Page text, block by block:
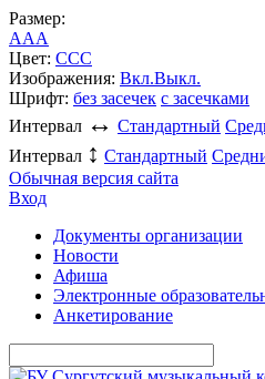
Размер:
AAA
Цвет: CCC
Изображения: Вкл.Выкл.
Шрифт: без засечек с засечками
Интервал ↔ Стандартный
Интервал ↕ Стандартный
Обычная версия сайта
Вход
Документы организации
Новости
Афиша
Электронные
Анкетирование